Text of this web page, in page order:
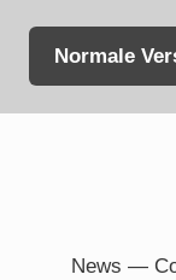
Normale
News —